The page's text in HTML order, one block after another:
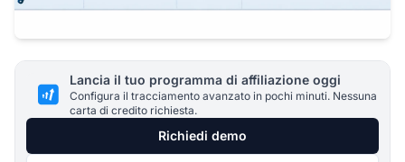
Lancia il tuo programma di affiliazione oggi
Configura il tracciamento avanzato in pochi minuti. Nessuna
carta di credito richiesta.
Richiedi demo